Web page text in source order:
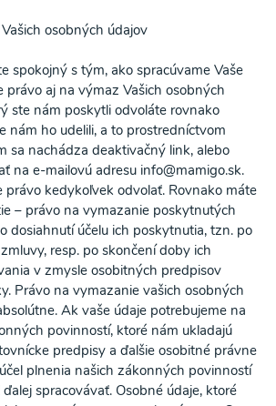
osobných údajov
spokojný s tým, ako spracúvame Vaše
právo aj na výmaz Vašich osobných
ste nám poskytli odvoláte rovnako
nám ho udelili, a to prostredníctvom
sa nachádza deaktivačný link, alebo
na e-mailovú adresu info@mamigo.sk.
právo kedykoľvek odvolať. Rovnako máte
– právo na vymazanie poskytnutých
dosiahnutí účelu ich poskytnutia, tzn. po
resp. po skončení doby ich
v zmysle osobitných predpisov
Právo na vymazanie vašich osobných
Ak vaše údaje potrebujeme na
povinností, ktoré nám ukladajú
predpisy a ďalšie osobitné právne
plnenia našich zákonných povinností
spracovávať. Osobné údaje, ktoré